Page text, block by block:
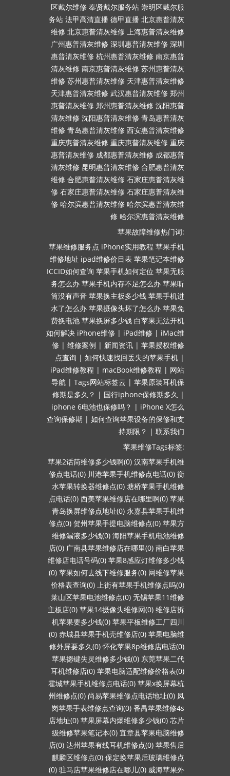
区戴尔维修 奉贤戴尔服务站 崇明区戴尔服
务站 法甲高清直播 德甲直播 北京惠普清灰
维修 北京惠普清灰维修 上海惠普清灰维修
广州惠普清灰维修 深圳惠普清灰维修 深圳
惠普清灰维修 杭州惠普清灰维修 南京惠普
清灰维修 南京惠普清灰维修 苏州惠普清灰
维修 苏州惠普清灰维修 天津惠普清灰维修
天津惠普清灰维修 武汉惠普清灰维修 郑州
惠普清灰维修 郑州惠普清灰维修 沈阳惠普
清灰维修 沈阳惠普清灰维修 青岛惠普清灰
维修 青岛惠普清灰维修 西安惠普清灰维修
重庆惠普清灰维修 重庆惠普清灰维修 重庆
惠普清灰维修 成都惠普清灰维修 成都惠普
清灰维修 昆明惠普清灰维修 合肥惠普清灰
维修 合肥惠普清灰维修 石家庄惠普清灰维
修 石家庄惠普清灰维修 石家庄惠普清灰维
修 哈尔滨惠普清灰维修 哈尔滨惠普清灰维
修 哈尔滨惠普清灰维修
苹果故障维修热门词:
苹果维修服务点 iPhone实用教程 苹果手机
维修地址 ipad维修价目表 苹果笔记本维修
ICCID如何查询 苹果手机如何定位 苹果无服
务怎么办 苹果手机内存不足怎么办 苹果听
筒没有声音 苹果换主板多少钱 苹果手机进
水了怎么办 苹果摄像头坏了怎么办 苹果免
费换电池 苹果换屏多少钱 白苹果无法开机
如何解决 iPhone维修 | iPad维修 | iMac维
修 | 维修案例 | 新闻资讯 | 苹果授权维修
点查询 | 如何快速找回丢失的苹果手机 |
iPad维修教程 | macBook维修教程 | 网站
导航 | Tags网站标签云 | 苹果原装耳机保
修期是多久？ | 国行iphone保修期多久 |
iphone 6电池也保修吗？ | iPhone X怎么
查询保修期 | 如何查询苹果设备的保修和支
持期限？ | 联系我们
苹果维修Tags标签:
苹果2话筒维修多少钱啊(0) 汉南苹果手机维
修点电话(0) 川港苹果手机维修点电话(0) 衡
水苹果转换器维修点(0) 塘桥苹果手机维修
点电话(0) 西美苹果维修店在哪里啊(0) 苹果
青岛换屏维修点地址(0) 永嘉县苹果手机维
修点(0) 贺州苹果手提电脑维修点(0) 苹果方
维修漏液多少钱(0) 海阳苹果手机电池维修
店(0) 广南县苹果维修店在哪里(0) 南白苹果
维修店电话号码(0) 苹果8感应灯维修多少钱
(0) 苹果如何去线下维修服务(0) 网维修苹果
价格表查询(0) 上街有苹果手机维修点吗(0)
莱山区苹果电池维修点(0) 无锡苹果11维修
主板店(0) 苹果14摄像头维修网(0) 维修店拆
机苹果要多少钱(0) 苹果平板维修工厂四川
(0) 赤城县苹果手机壳维修店(0) 苹果电脑维
修外屏要多久(0) 怀化苹果8p维修店电话(0)
苹果摁键失灵维修多少钱(0) 东莞苹果二代
耳机维修店(0) 苹果电脑适配维修价格表(0)
霍城苹果手机维修点电话(0) 苹果x换屏幕杭
州维修点(0) 尚易苹果维修点电话地址(0) 凤
岗苹果手表维修点查询(0) 番禺苹果维修4s
店地址(0) 苹果屏幕内爆维修多少钱(0) 芯片
级维修苹果笔记本(0) 宜章县苹果电脑维修
店(0) 达州苹果有线耳机维修点(0) 苹果售后
麒麟区维修点(0) 保定换苹果后玻璃维修点
(0) 驻马店苹果维修店在哪儿(0) 威海苹果外